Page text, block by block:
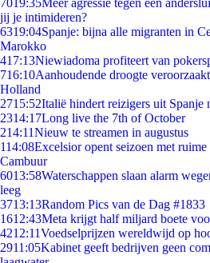
7019:35Meer agressie tegen een
jij je intimideren?
6319:04Spanje: bijna alle migranten in
Marokko
417:13Niewiadoma profiteert van
716:10Aanhoudende droogte
Holland
2715:52Italië hindert reizigers uit Spanje
2314:17Long live the 7th of October
214:11Nieuw te streamen in augustus
114:08Excelsior opent seizoen met
Cambuur
6013:58Waterschappen slaan alarm
leeg
3713:13Random Pics van de Dag #1833
1612:43Meta krijgt half miljard boete
4212:11Voedselprijzen wereldwijd op
2911:05Kabinet geeft bedrijven geen